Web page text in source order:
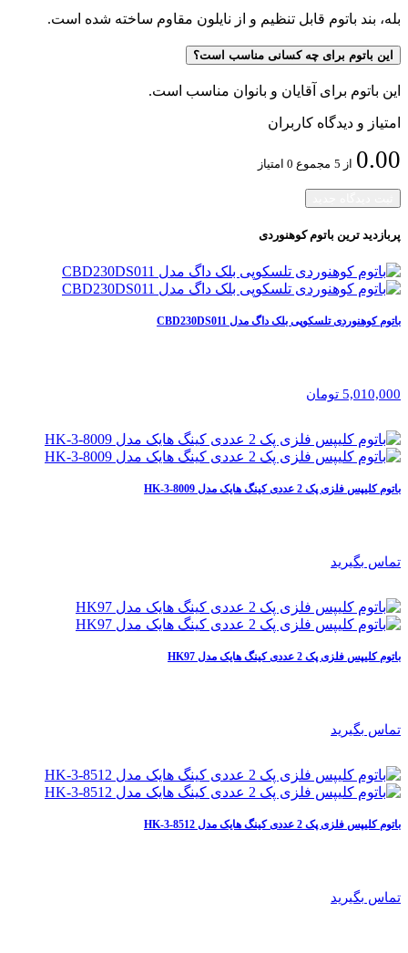
بله، بند باتوم قابل تنظیم و از نایلون مقاوم ساخته شده است.
این باتوم برای چه کسانی مناسب است؟
این باتوم برای آقایان و بانوان مناسب است.
امتیاز و دیدگاه کاربران
0.00 از 5 مجموع 0 امتیاز
پربازدید ترین باتوم کوهنوردی
باتوم کوهنوردی تلسکوپی بلک داگ مدل CBD230DS011
5,010,000 تومان
باتوم کلیپس فلزی پک 2 عددی کینگ هایک مدل HK-3-8009
تماس بگیرید
باتوم کلیپس فلزی پک 2 عددی کینگ هایک مدل HK97
تماس بگیرید
باتوم کلیپس فلزی پک 2 عددی کینگ هایک مدل HK-3-8512
تماس بگیرید